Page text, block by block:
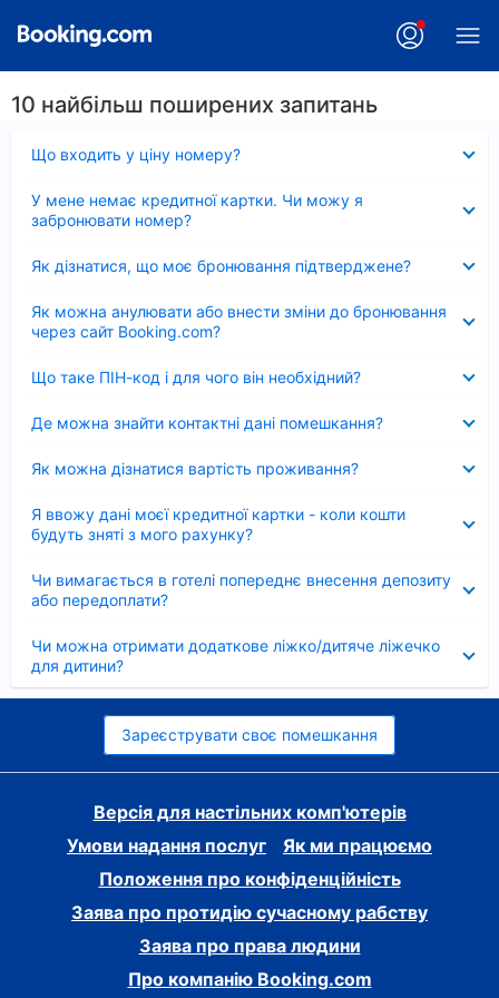
10 найбільш поширених запитань
Що входить у ціну номеру?
У мене немає кредитної картки. Чи можу я
забронювати номер?
Як дізнатися, що моє бронювання підтверджене?
Як можна анулювати або внести зміни до бронювання
через сайт Booking.com?
Що таке ПІН-код і для чого він необхідний?
Де можна знайти контактні дані помешкання?
Як можна дізнатися вартість проживання?
Я ввожу дані моєї кредитної картки - коли кошти
будуть зняті з мого рахунку?
Чи вимагається в готелі попереднє внесення депозиту
або передоплати?
Чи можна отримати додаткове ліжко/дитяче ліжечко
для дитини?
Зареєструвати своє помешкання
Версія для настільних комп'ютерів
Умови надання послуг
Як ми працюємо
Положення про конфіденційність
Заява про протидію сучасному рабству
Заява про права людини
Про компанію Booking.com